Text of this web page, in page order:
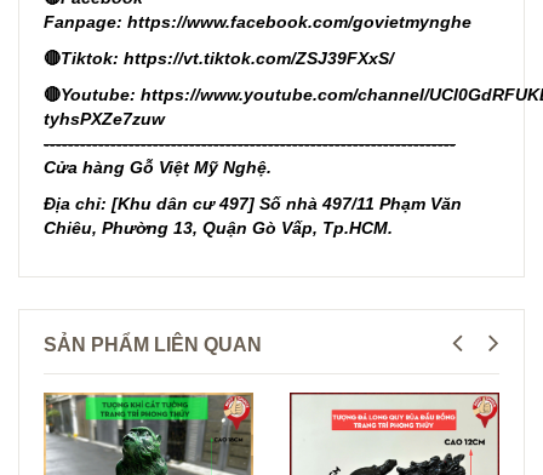
Fanpage: https://www.facebook.com/govietmynghe
🔴Tiktok: https://vt.tiktok.com/ZSJ39FXxS/
🔴Youtube: https://www.youtube.com/channel/
tyhsPXZe7zuw
--------------------------------------------------------------------
Cửa hàng Gỗ Việt Mỹ Nghệ.
Địa chỉ: [Khu dân cư 497] Số nhà 497/11 Phạm Văn
Chiêu, Phường 13, Quận Gò Vấp, Tp.HCM.
SẢN PHẨM LIÊN QUAN